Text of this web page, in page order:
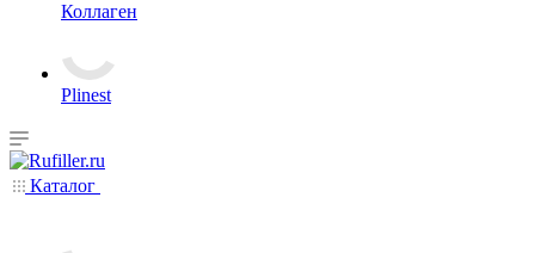
Коллаген
Plinest
Каталог